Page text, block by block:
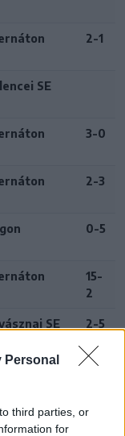
Personal
third parties, or
for
2-1
SE
3-0
2-3
0-5
15-
2
SE 2-5
SE 2-4